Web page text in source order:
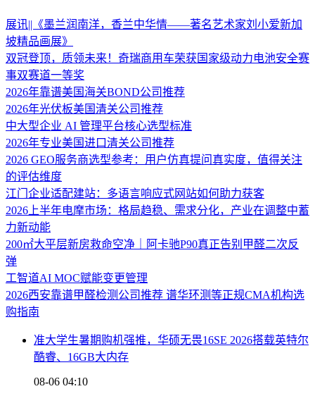
展讯||《墨兰润南洋，香兰中华情——著名艺术家刘小爱新加
坡精品画展》
双冠登顶，质领未来！奇瑞商用车荣获国家级动力电池安全赛
事双赛道一等奖
2026年靠谱美国海关BOND公司推荐
2026年光伏板美国清关公司推荐
中大型企业 AI 管理平台核心选型标准
2026年专业美国进口清关公司推荐
2026 GEO服务商选型参考：用户仿真提问真实度，值得关注
的评估维度
江门企业适配建站：多语言响应式网站如何助力获客
2026上半年电摩市场：格局趋稳、需求分化，产业在调整中蓄
力新动能
200㎡大平层新房救命空净｜阿卡驰P90真正告别甲醛二次反
弹
工智道AI MOC赋能变更管理
2026西安靠谱甲醛检测公司推荐 谱华环测等正规CMA机构选
购指南
准大学生暑期购机强推，华硕无畏16SE 2026搭载英特尔
酷睿、16GB大内存
08-06 04:10